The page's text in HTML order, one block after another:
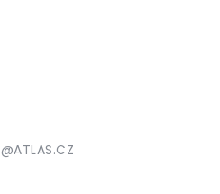
@ATLAS.CZ